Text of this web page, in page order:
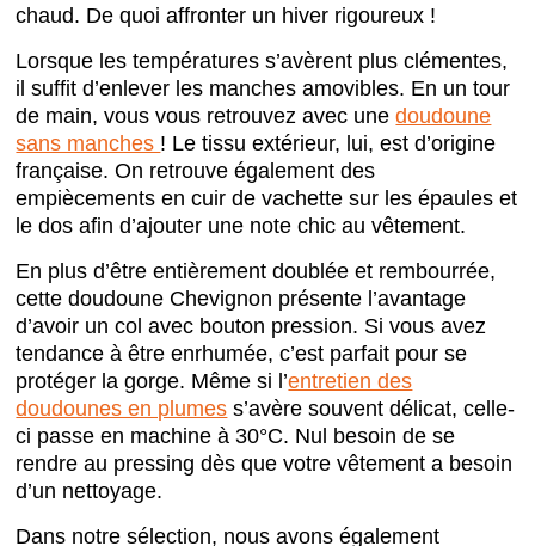
chaud. De quoi affronter un hiver rigoureux !
Lorsque les températures s’avèrent plus clémentes,
il suffit d’enlever les manches amovibles. En un tour
de main, vous vous retrouvez avec unedoudoune
sans manches ! Le tissu extérieur, lui, est d’origine
française. On retrouve également des
empiècements en cuir de vachette sur les épaules et
le dos afin d’ajouter une note chic au vêtement.
En plus d’être entièrement doublée et rembourrée,
cette doudoune Chevignon présente l’avantage
d’avoir un col avec bouton pression. Si vous avez
tendance à être enrhumée, c’est parfait pour se
protéger la gorge. Même si l’entretien des
doudounes en plumes s’avère souvent délicat, celle-
ci passe en machine à 30°C. Nul besoin de se
rendre au pressing dès que votre vêtement a besoin
d’un nettoyage.
Dans notre sélection, nous avons également